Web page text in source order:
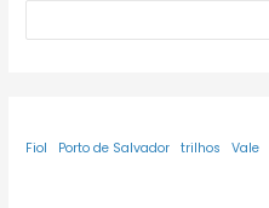
Fiol Porto de Salvador trilhos Vale